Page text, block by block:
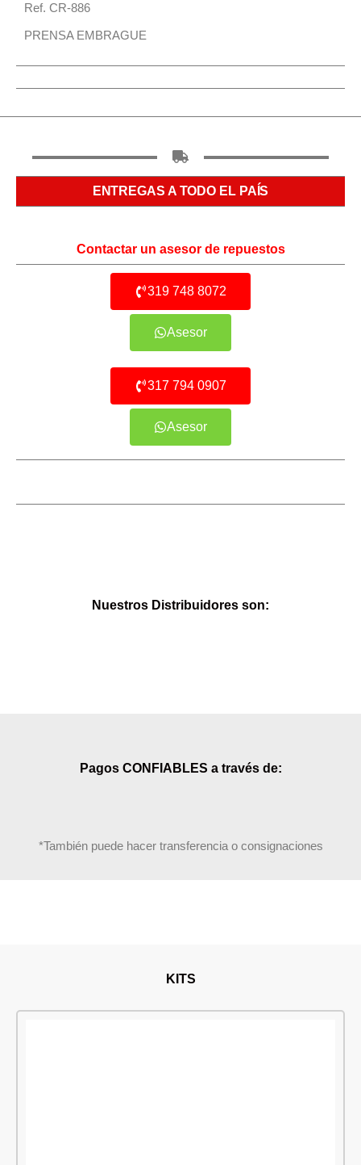
Ref. CR-886
PRENSA EMBRAGUE
ENTREGAS A TODO EL PAÍS
Contactar un asesor de repuestos
319 748 8072
Asesor
317 794 0907
Asesor
Nuestros Distribuidores son:
Pagos CONFIABLES a través de:
*También puede hacer transferencia o consignaciones
KITS